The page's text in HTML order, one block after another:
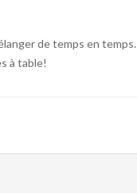
de temps en temps.
à table!